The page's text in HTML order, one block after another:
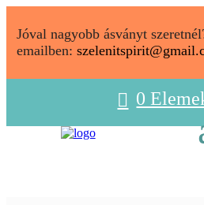
Jóval nagyobb ásványt
emailben:
0